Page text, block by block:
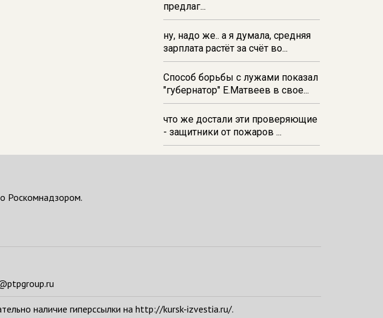
рублей зарплаты 32-м
работникам
предлаг...
ну, надо же.. а я думала, средняя
зарплата растёт за счёт во...
Способ борьбы с лужами показал
"губернатор" Е.Матвеев в свое...
что же достали эти проверяющие
- защитники от пожаров ...
Роскомнадзором.
наличие гиперссылки на http://kursk-izvestia.ru/.